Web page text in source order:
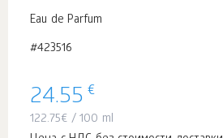
Eau de Parfum
#423516
24.55 €
122.75€ / 100 ml